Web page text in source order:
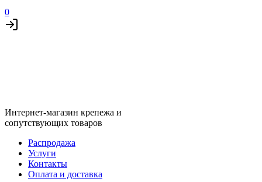
0
Интернет-магазин крепежа и
сопутствующих товаров
Распродажа
Услуги
Контакты
Оплата и доставка